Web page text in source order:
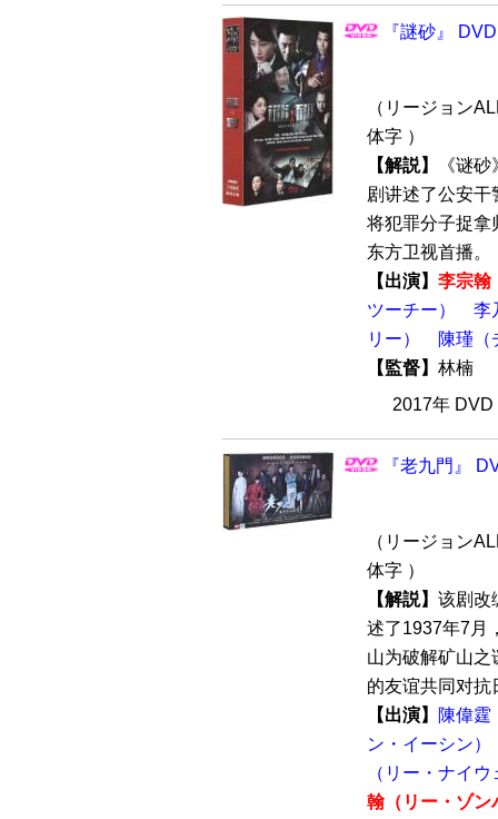
『謎砂』
（リージョン
体字 ）
【解説】
《谜
剧讲述了公安干
将犯罪分子捉拿
东方卫视首播。
【出演】 李宗翰
ツーチー）
李
リー）
陳瑾（
【監督】 林楠
2017年
『老九門』
（リージョン
体字 ）
【解説】 该剧改
述了1937年7月
山为破解矿山之
的友谊共同对抗
【出演】
陳偉霆
ン・イーシン）
（リー・ナイ
翰（リー・ゾン